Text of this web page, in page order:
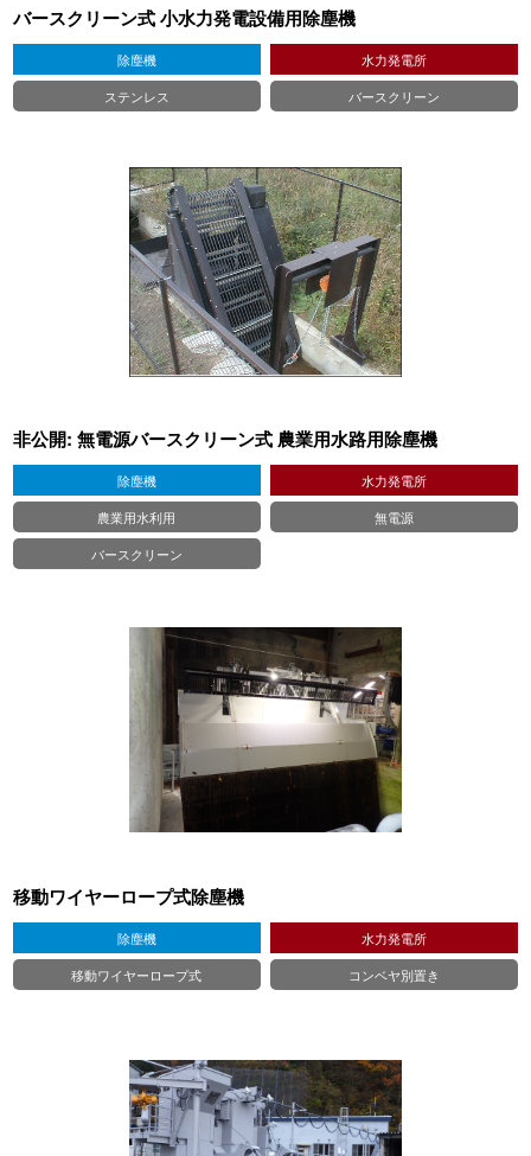
バースクリーン式 小水力発電設備用除塵機
除塵機
水力発電所
ステンレス
バースクリーン
非公開: 無電源バースクリーン式 農業用水路用除塵機
除塵機
水力発電所
農業用水利用
無電源
バースクリーン
移動ワイヤーロープ式除塵機
除塵機
水力発電所
移動ワイヤーロープ式
コンベヤ別置き